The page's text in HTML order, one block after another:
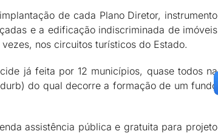
de cada Plano Diretor, instrumento
e a edificação indiscriminada de imóveis
nos circuitos turísticos do Estado.
já feita por 12 municípios, quase todos na
do qual decorre a formação de um fundo
assistência pública e gratuita para projeto